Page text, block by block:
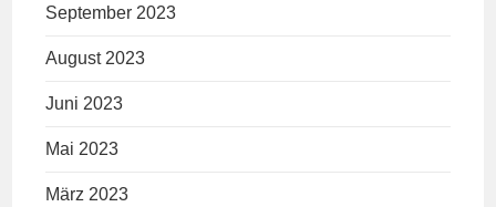
September 2023
August 2023
Juni 2023
Mai 2023
März 2023